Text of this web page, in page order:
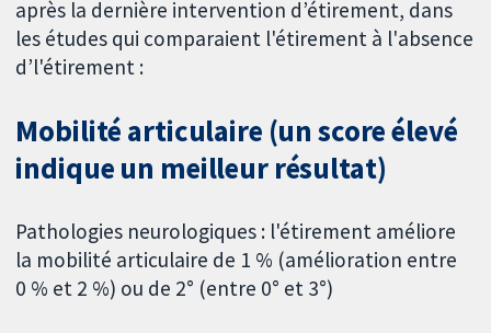
après la dernière intervention d’étirement, dans
les études qui comparaient l'étirement à l'absence
d’l'étirement :
Mobilité articulaire (un score élevé
indique un meilleur résultat)
Pathologies neurologiques : l'étirement améliore
la mobilité articulaire de 1 % (amélioration entre
0 % et 2 %) ou de 2° (entre 0° et 3°)